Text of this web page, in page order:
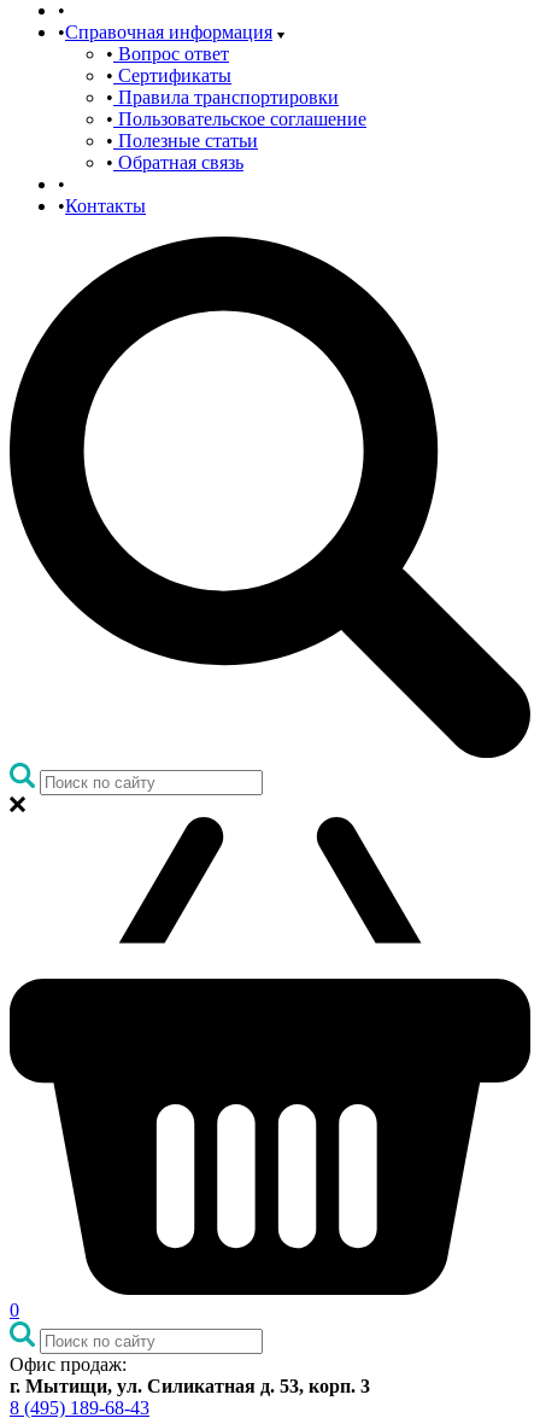
Справочная информация
Вопрос ответ
Сертификаты
Правила транспортировки
Пользовательское соглашение
Полезные статьи
Обратная связь
Контакты
0
Офис продаж:
г. Мытищи, ул. Силикатная д. 53, корп. 3
8 (495) 189-68-43